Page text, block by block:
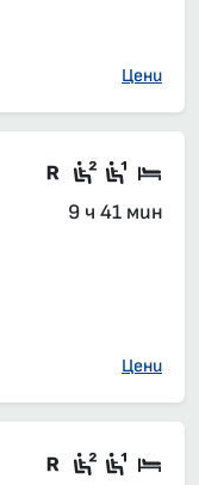
Цени
Във влака
Седящи
9 ч 41 мин
Цени
Във влака
Седящи